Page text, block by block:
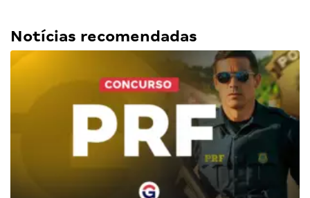
Notícias recomendadas